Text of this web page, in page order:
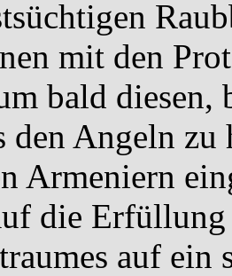
mit den
bald diesen,
den Angeln
Armeniern
die Erfüllung
auf